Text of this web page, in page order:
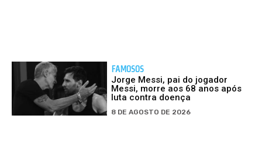
FAMOSOS
Jorge Messi, pai do jogador
Messi, morre aos 68 anos após
luta contra doença
8 DE AGOSTO DE 2026